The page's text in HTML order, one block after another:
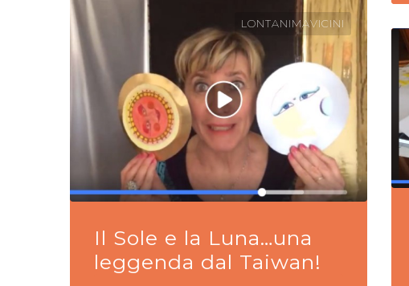
LONTANIMAVICINI
Il Sole e la Luna…una
leggenda dal Taiwan!